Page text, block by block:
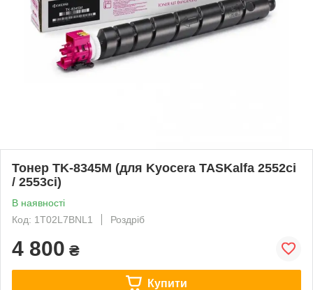
Тонер TK-8345M (для Kyocera TASKalfa 2552ci
/ 2553ci)
В наявності
Код: 1T02L7BNL1
Роздріб
4 800 ₴
Купити